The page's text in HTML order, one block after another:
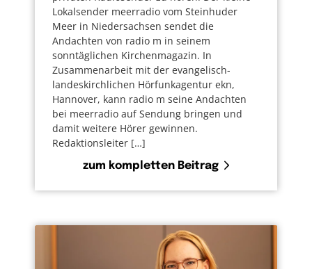
Lokalsender meerradio vom Steinhuder
Meer in Niedersachsen sendet die
Andachten von radio m in seinem
sonntäglichen Kirchenmagazin. In
Zusammenarbeit mit der evangelisch-
landeskirchlichen Hörfunkagentur ekn,
Hannover, kann radio m seine Andachten
bei meerradio auf Sendung bringen und
damit weitere Hörer gewinnen.
Redaktionsleiter […]
zum kompletten Beitrag